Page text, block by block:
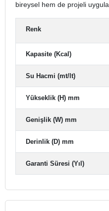
bireysel hem de projeli
Renk
Kapasite (Kcal)
Su Hacmi (mt/lt)
Yükseklik (H) mm
Genişlik (W) mm
Derinlik (D) mm
Garanti Süresi (Yıl)